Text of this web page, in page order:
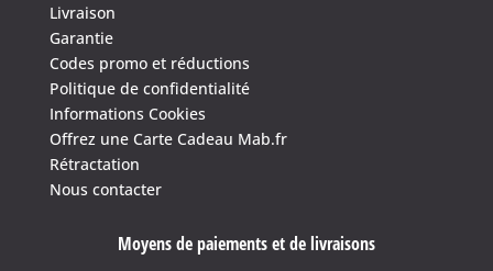
Livraison
Garantie
Codes promo et réductions
Politique de confidentialité
Informations Cookies
Offrez une Carte Cadeau Mab.fr
Rétractation
Nous contacter
Moyens de paiements et de livraisons